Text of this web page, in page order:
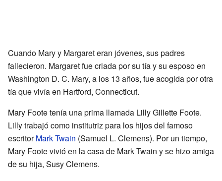
Cuando Mary y Margaret eran jóvenes, sus padres
fallecieron. Margaret fue criada por su tía y su esposo en
Washington D. C. Mary, a los 13 años, fue acogida por otra
tía que vivía en Hartford, Connecticut.
Mary Foote tenía una prima llamada Lilly Gillette Foote.
Lilly trabajó como institutriz para los hijos del famoso
escritorMark Twain (Samuel L. Clemens). Por un tiempo,
Mary Foote vivió en la casa de Mark Twain y se hizo amiga
de su hija, Susy Clemens.